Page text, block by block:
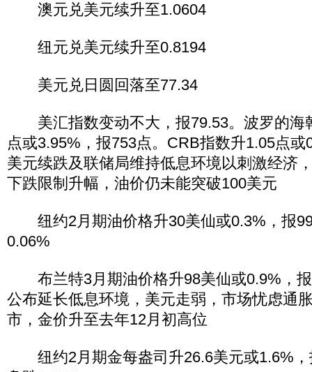
澳元兑美元续升至1.0604
纽元兑美元续升至0.8194
美元兑日圆回落至77.34
美汇指数变动不大，报79.53。波罗的海
点或3.95%，报753点。CRB指数升1.05点
美元续跌及联储局维持低息环境以刺激经济
下跌限制升幅，油价仍未能突破100美元
纽约2月期油价格升30美仙或0.3%，报
0.06%
布兰特3月期油价格升98美仙或0.9%，报
公布延长低息环境，美元走弱，市场忧虑通
市，金价升至去年12月初高位
纽约2月期金每盎司升26.6美元或1.6%，